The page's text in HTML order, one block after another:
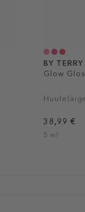
BY TERRY
Glow
38,99 €
5 ml